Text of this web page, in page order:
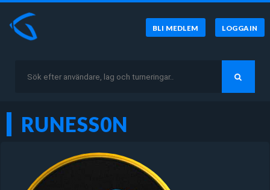
BLI MEDLEM LOGGA IN
RUNESS0N